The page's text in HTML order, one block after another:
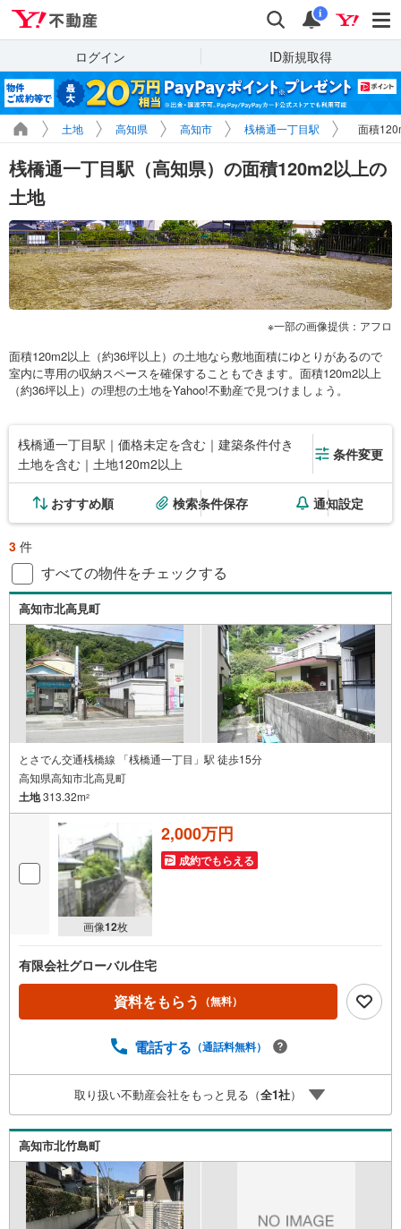
検索 通知
i
ログイン ID新規取得
土地 高知県 高知市 桟橋通一丁目駅 面積
桟橋通一丁目駅（高知県）の面積120m2以上の
土地
一部の画像提供：アフロ
面積120m2以上（約36坪以上）の土地なら敷地面積にゆとりがあるので
室内に専用の収納スペースを確保することもできます。面積120m2以上
（約36坪以上）の理想の土地をYahoo!不動産で見つけましょう。
桟橋通一丁目駅｜価格未定を含む｜建築条件付き
土地を含む｜土地120m2以上
条件変更
おすすめ順 検索条件保存 通知設定
3 件
すべての物件をチェックする
高知市北高見町
とさでん交通桟橋線 「桟橋通一丁目」駅 徒歩15分
高知県高知市北高見町
土地313.32m2
画像12枚
2,000万円
成約でもらえる
有限会社グローバル住宅
資料をもらう （無料）
電話する （通話料無料）
取り扱い不動産会社をもっと見る（全1社）
高知市北竹島町